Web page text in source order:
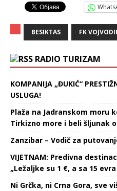
BESIKTAS FK
RADIO TURIZAM
KOMPANIJA „ĐUKIĆ“
USLUGA!
Plaža na Jadranskom moru
Tirkizno more i beli šljunak
Zanzibar – Vodič za
VIJETNAM: Predivna
„Ležaljke su 1 €, a sa 15
Ni Grčka, ni Crna Gora, sve